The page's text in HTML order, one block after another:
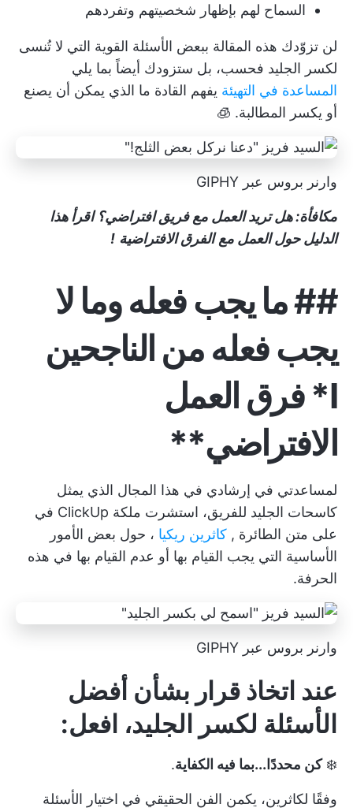
السماح لهم بإظهار شخصيتهم وتفردهم
لن تزوّدك هذه المقالة ببعض الأسئلة القوية التي لا تُنسى
لكسر الجليد فحسب، بل ستزودك أيضاً بما يلي
المساعدة في التهيئة يفهم القادة ما الذي يمكن أن يصنع
أو يكسر المطالبة. 🧊
وارنر بروس عبر GIPHY
مكافأة: هل تريد العمل مع فريق افتراضي؟ اقرأ هذا
الدليل حول العمل مع الفرق الافتراضية !
##ما يجب فعله وما لا
يجب فعله من الناجحين
I
*فرق العمل
الافتراضي**
لمساعدتي في إرشادي في هذا المجال الذي يمثل
كاسحات الجليد للفريق، استشرت ملكة ClickUp في
على متن الطائرة , كاثرين ريكيا ، حول بعض الأمور
الأساسية التي يجب القيام بها أو عدم القيام بها في هذه
الحرفة.
وارنر بروس عبر GIPHY
عند اتخاذ قرار بشأن أفضل
الأسئلة لكسر الجليد، افعل:
❄️كن محددًا...بما فيه الكفاية.
وفقًا لكاثرين، يكمن الفن الحقيقي في اختيار الأسئلة